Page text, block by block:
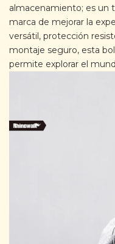
almacenamiento; es un
marca de mejorar la
versátil, protección
montaje seguro, esta
permite explorar el